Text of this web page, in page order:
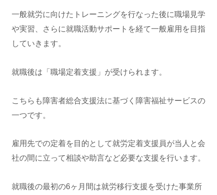
一般就労に向けたトレーニングを行なった後に職場見学
や実習、さらに就職活動サポートを経て一般雇用を目指
していきます。
就職後は「職場定着支援」が受けられます。
こちらも障害者総合支援法に基づく障害福祉サービスの
一つです。
雇用先での定着を目的として就労定着支援員が当人と会
社の間に立って相談や助言など必要な支援を行います。
就職後の最初の6ヶ月間は就労移行支援を受けた事業所